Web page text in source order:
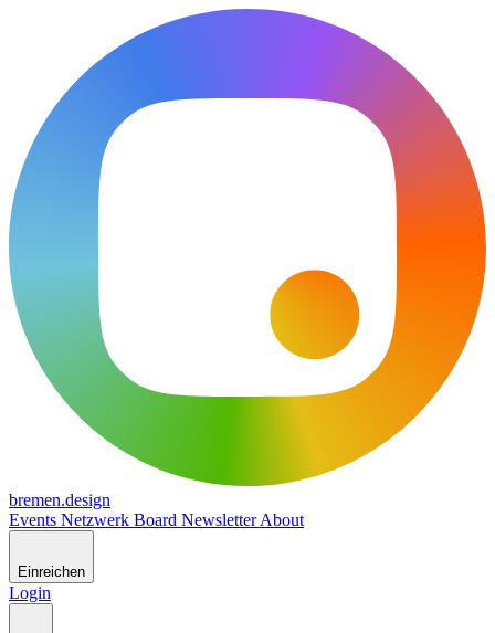
bremen.design
Events Netzwerk Board NewsletterAbout
Einreichen
Login